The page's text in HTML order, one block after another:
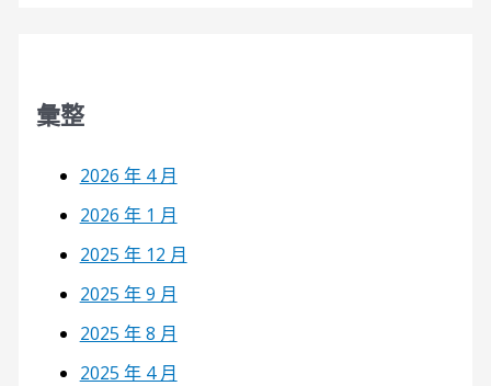
彙整
2026 年 4 月
2026 年 1 月
2025 年 12 月
2025 年 9 月
2025 年 8 月
2025 年 4 月